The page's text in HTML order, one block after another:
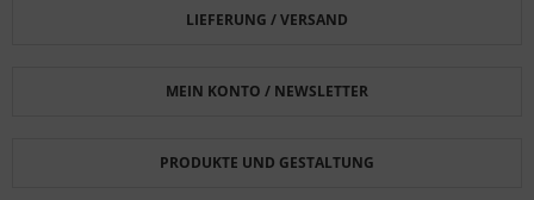
LIEFERUNG / VERSAND
MEIN KONTO / NEWSLETTER
PRODUKTE UND GESTALTUNG